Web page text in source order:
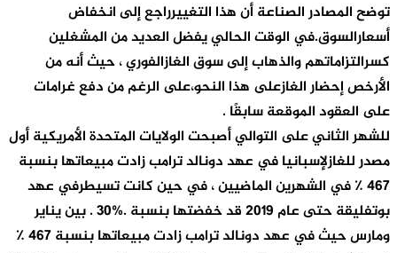
توضح المصادر الصناعة أن هذا التغييرراجع إلى انخفاض
أسعارالسوق.في الوقت الحالي يفضل العديد من المشغلين
كسرالتزاماتهم والذهاب إلى سوق الغازالفوري ، حيث أنه من
الأرخص إحضار الغازعلى هذا النحو،على الرغم من دفع غرامات
على العقود الموقعة سابقًا .
للشهر الثاني على التوالي أصبحت الولايات المتحدة الأمريكية أول
مصدر للغازلإسبانيا في عهد دونالد ترامب زادت مبيعاتها بنسبة
467 ٪ في الشهرين الماضيين ، في حين كانت تسيطرفي عهد
بوتفليقة حتى عام 2019 قد خفضتها بنسبة .%30 . بين يناير
ومارس حيث في عهد دونالد ترامب زادت مبيعاتها بنسبة 467 ٪